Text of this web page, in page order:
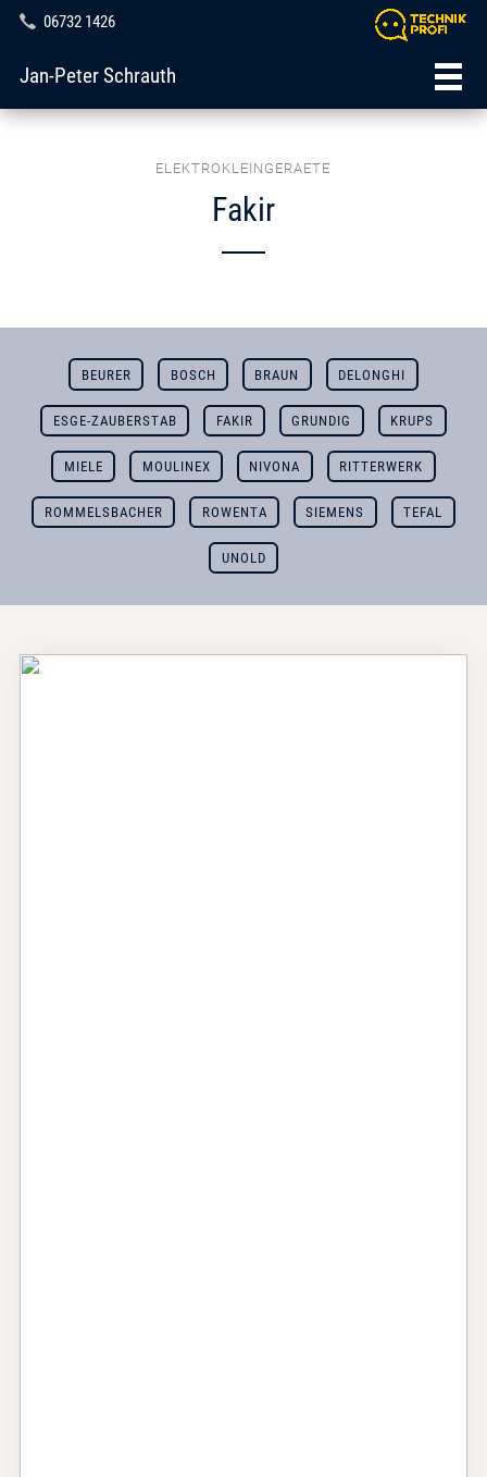
06732 1426
Jan-Peter Schrauth
ELEKTROKLEINGERAETE
Fakir
BEURER BOSCH BRAUN DELONGHI
ESGE-ZAUBERSTAB FAKIR GRUNDIG KRUPS
MIELE MOULINEX NIVONA RITTERWERK
ROMMELSBACHER ROWENTA SIEMENS TEFAL
UNOLD